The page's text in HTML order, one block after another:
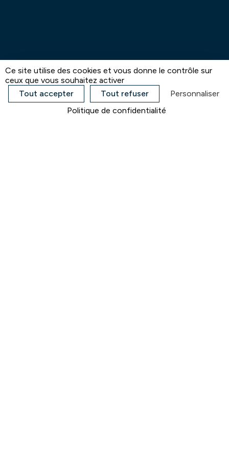
Ce site utilise des cookies et vous donne le contrôle sur
ceux que vous souhaitez activer
Tout accepter
Tout refuser
Personnaliser
Politique de confidentialité